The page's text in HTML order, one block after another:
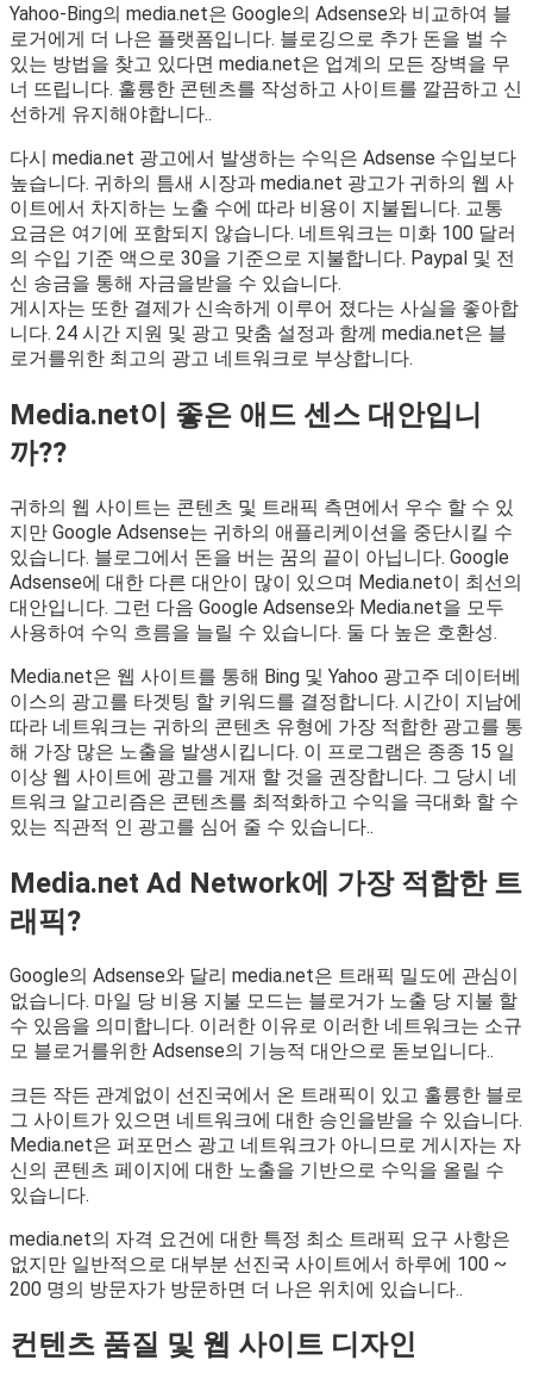
Yahoo-Bing의 media.net은 Google의 Adsense와 비교하여 블
로거에게 더 나은 플랫폼입니다. 블로깅으로 추가 돈을 벌 수
있는 방법을 찾고 있다면 media.net은 업계의 모든 장벽을 무
너 뜨립니다. 훌륭한 콘텐츠를 작성하고 사이트를 깔끔하고 신
선하게 유지해야합니다..
다시 media.net 광고에서 발생하는 수익은 Adsense 수입보다
높습니다. 귀하의 틈새 시장과 media.net 광고가 귀하의 웹 사
이트에서 차지하는 노출 수에 따라 비용이 지불됩니다. 교통
요금은 여기에 포함되지 않습니다. 네트워크는 미화 100 달러
의 수입 기준 액으로 30을 기준으로 지불합니다. Paypal 및 전
신 송금을 통해 자금을받을 수 있습니다.
게시자는 또한 결제가 신속하게 이루어 졌다는 사실을 좋아합
니다. 24 시간 지원 및 광고 맞춤 설정과 함께 media.net은 블
로거를위한 최고의 광고 네트워크로 부상합니다.
Media.net이 좋은 애드 센스 대안입니
까??
귀하의 웹 사이트는 콘텐츠 및 트래픽 측면에서 우수 할 수 있
지만 Google Adsense는 귀하의 애플리케이션을 중단시킬 수
있습니다. 블로그에서 돈을 버는 꿈의 끝이 아닙니다. Google
Adsense에 대한 다른 대안이 많이 있으며 Media.net이 최선의
대안입니다. 그런 다음 Google Adsense와 Media.net을 모두
사용하여 수익 흐름을 늘릴 수 있습니다. 둘 다 높은 호환성.
Media.net은 웹 사이트를 통해 Bing 및 Yahoo 광고주 데이터베
이스의 광고를 타겟팅 할 키워드를 결정합니다. 시간이 지남에
따라 네트워크는 귀하의 콘텐츠 유형에 가장 적합한 광고를 통
해 가장 많은 노출을 발생시킵니다. 이 프로그램은 종종 15 일
이상 웹 사이트에 광고를 게재 할 것을 권장합니다. 그 당시 네
트워크 알고리즘은 콘텐츠를 최적화하고 수익을 극대화 할 수
있는 직관적 인 광고를 심어 줄 수 있습니다..
Media.net Ad Network에 가장 적합한 트
래픽?
Google의 Adsense와 달리 media.net은 트래픽 밀도에 관심이
없습니다. 마일 당 비용 지불 모드는 블로거가 노출 당 지불 할
수 있음을 의미합니다. 이러한 이유로 이러한 네트워크는 소규
모 블로거를위한 Adsense의 기능적 대안으로 돋보입니다..
크든 작든 관계없이 선진국에서 온 트래픽이 있고 훌륭한 블로
그 사이트가 있으면 네트워크에 대한 승인을받을 수 있습니다.
Media.net은 퍼포먼스 광고 네트워크가 아니므로 게시자는 자
신의 콘텐츠 페이지에 대한 노출을 기반으로 수익을 올릴 수
있습니다.
media.net의 자격 요건에 대한 특정 최소 트래픽 요구 사항은
없지만 일반적으로 대부분 선진국 사이트에서 하루에 100 ~
200 명의 방문자가 방문하면 더 나은 위치에 있습니다..
컨텐츠 품질 및 웹 사이트 디자인